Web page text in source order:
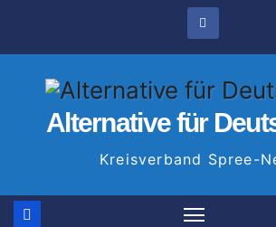
Alternative für
Kreisverband Spree-